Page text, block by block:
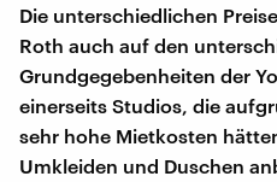
Die unterschiedlichen
Roth auch auf den
Grundgegebenheiten der
einerseits Studios, die
sehr hohe Mietkosten
Umkleiden und Duschen